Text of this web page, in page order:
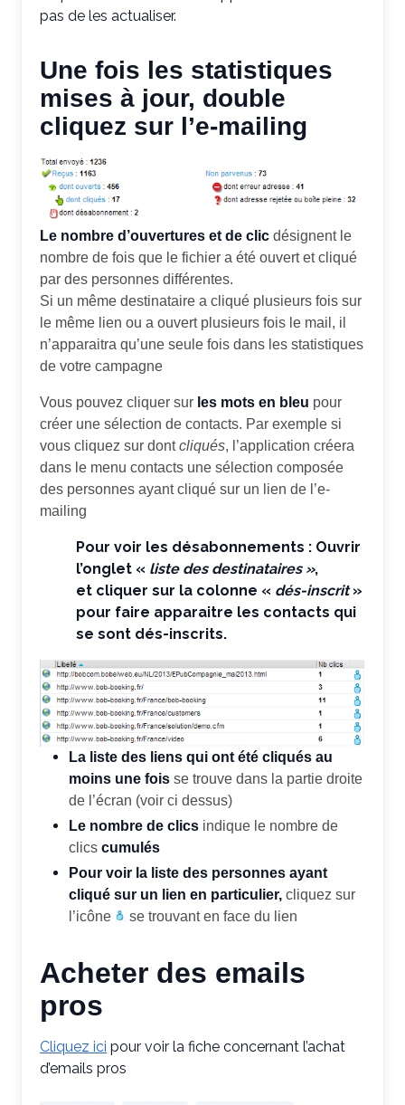
pas de les actualiser.
Une fois les statistiques
mises à jour, double
cliquez sur l’e-mailing
Le nombre d’ouvertures et de clic désignent le
nombre de fois que le fichier a été ouvert et cliqué
par des personnes différentes.
Si un même destinataire a cliqué plusieurs fois sur
le même lien ou a ouvert plusieurs fois le mail, il
n’apparaitra qu’une seule fois dans les statistiques
de votre campagne
Vous pouvez cliquer sur les mots en bleu pour
créer une sélection de contacts. Par exemple si
vous cliquez sur dontcliqués, l’application créera
dans le menu contacts une sélection composée
des personnes ayant cliqué sur un lien de l’e-
mailing
Pour voir les désabonnements : Ouvrir
l’onglet « liste des destinataires »,
et cliquer sur la colonne « dés-inscrit»
pour faire apparaitre les contacts qui
se sont dés-inscrits.
La liste des liens qui ont été cliqués au
moins une fois se trouve dans la partie droite
de l’écran (voir ci dessus)
Le nombre de clics indique le nombre de
clics cumulés
Pour voir la liste des personnes ayant
cliqué sur un lien en particulier, cliquez sur
l’icône
se trouvant en face du lien
Acheter des emails
pros
Cliquez ici pour voir la fiche concernant l’achat
d’emails pros